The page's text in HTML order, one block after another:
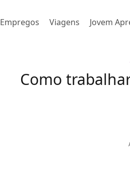
Empregos Viagens Jovem
Como